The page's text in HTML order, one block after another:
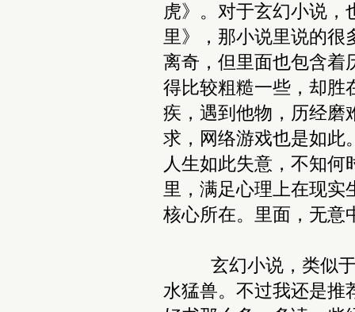
虎》。对于玄幻小说，
里》，那小说里说的很
离奇，但里面也包含着
得比较粗糙一些，却胜
疾，遇到他物，历经磨
求，网络游戏也是如此
人生如此失意，不知
里，满足心理上在现实
核心所在。里面，无意
玄幻小说，类似于
水猛兽。不过我还是推